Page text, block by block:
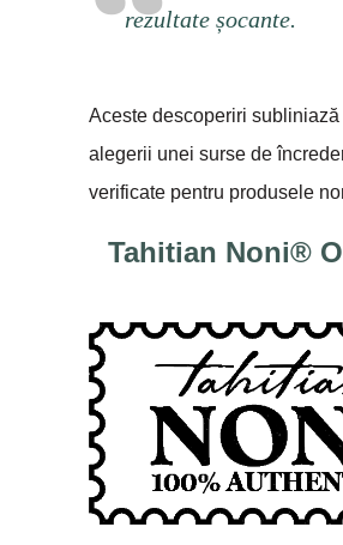
rezultate șocante.
Aceste descoperiri subliniază
alegerii unei surse de
verificate pentru produsele
Tahitian Noni®